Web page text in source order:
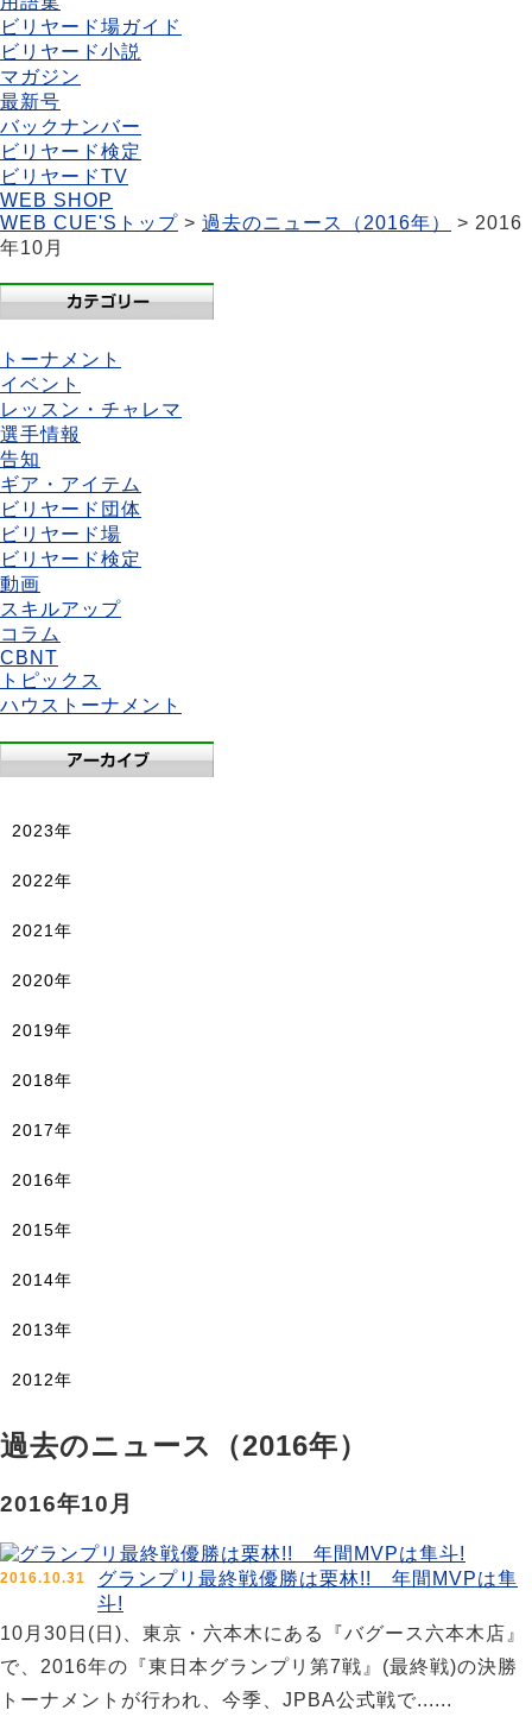
ビリヤード場ガイド
ビリヤード小説
マガジン
最新号
バックナンバー
ビリヤード検定
ビリヤードTV
WEB SHOP
WEB CUE'Sトップ > 過去のニュース（2016年）
> 2016
年10月
トーナメント
イベント
レッスン・チャレマ
選手情報
告知
ギア・アイテム
ビリヤード団体
ビリヤード場
ビリヤード検定
動画
スキルアップ
コラム
CBNT
トピックス
ハウストーナメント
2023年
2022年
2021年
2020年
2019年
2018年
2017年
2016年
2015年
2014年
2013年
2012年
過去のニュース（2016年）
2016年10月
2016.10.31
グランプリ最終戦優勝は栗林!! 年間MVPは隼
斗!
10月30日(日)、東京・六本木にある『バグース六本木店』
で、2016年の『東日本グランプリ第7戦』(最終戦)の決勝
トーナメントが行われ、今季、JPBA公式戦で......